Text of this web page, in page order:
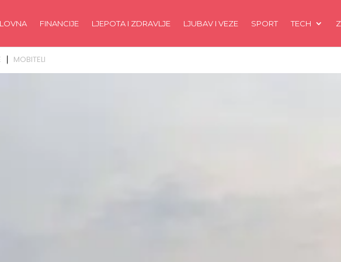
FINANCIJE LJEPOTA I ZDRAVLJE LJUBAV I VEZE SPORT TECH